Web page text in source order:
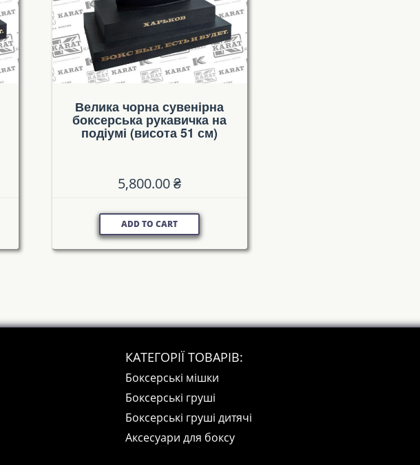
Велика чорна сувенірна
боксерська рукавичка на
подіумі (висота 51 см)
5,800.00₴
ADD TO CART
КАТЕГОРІЇ ТОВАРІВ:
Боксерські мішки
Боксерські груші
Боксерські груші дитячі
Аксесуари для боксу